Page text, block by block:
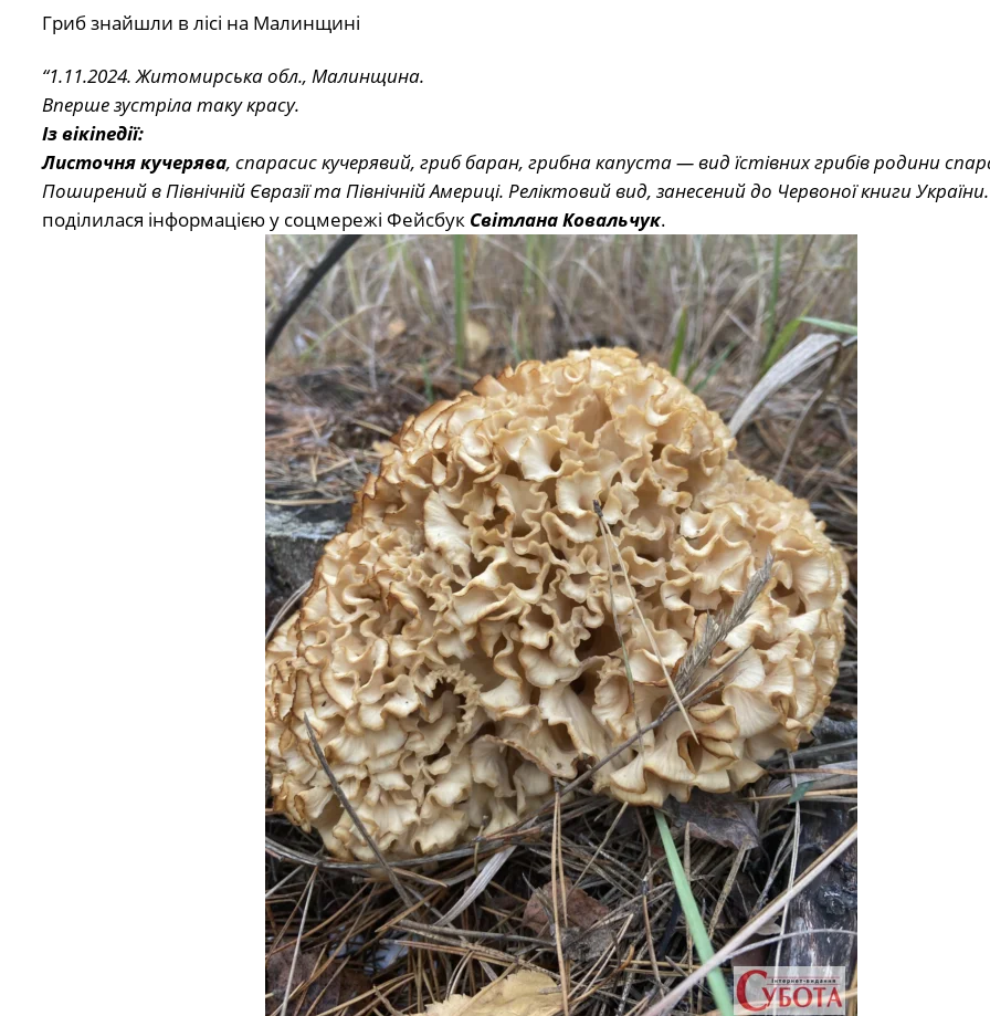
Гриб знайшли в лісі на Малинщині
“1.11.2024. Житомирська обл., Малинщина.
Вперше зустріла таку красу.
Із вікіпедії:
Листочня кучерява, спарасис кучерявий, гриб баран, грибна капуста — вид їстівних грибів родини
Поширений в Північній Євразії та Північній Америці. Реліктовий вид, занесений до Червоної книги
поділилася інформацією у соцмережі Фейсбук Світлана Ковальчук.